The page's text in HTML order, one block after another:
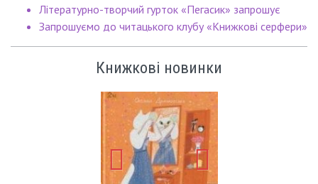
Літературно-творчий гурток «Пегасик» запрошує
Запрошуємо до читацького клубу «Книжкові серфери»
Книжкові новинки